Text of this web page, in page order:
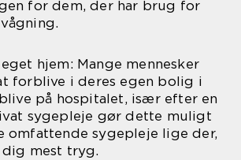
for dem, der har brug for
hjem: Mange mennesker
forblive i deres egen bolig i
på hospitalet, især efter en
sygepleje gør dette muligt
omfattende sygepleje lige der,
mest tryg.